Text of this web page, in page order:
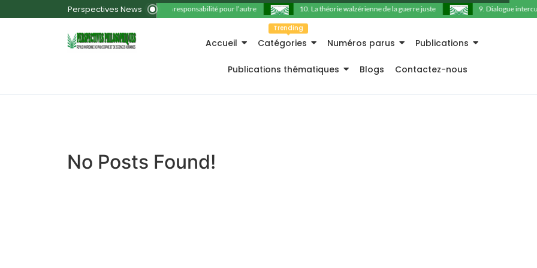
Perspectives News 11. La responsabilité pour l’autre 10. La théorie walzérienne de la guerre juste 9. Dialogue
Accueil Catégories
Trending
Numéros parus Publications
Publications thématiques Blogs Contactez-nous
No Posts Found!